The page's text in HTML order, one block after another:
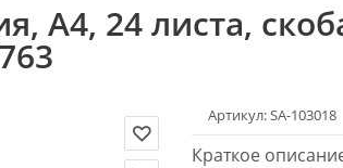
А4, 24 листа,
Артикул: SA-103018
Краткое